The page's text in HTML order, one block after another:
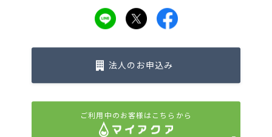
【シールを集めて応募コース】
【マイアクアでWEB応募コース】
マイアクアより購入いただいたキャンペーン期間中のボトル
法人のお申込み
ご利用中のお客様はこちらから